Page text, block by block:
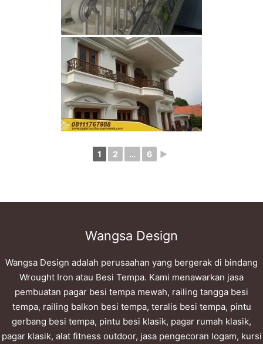
1 2 … 6 ►
Wangsa Design
Wangsa Design adalah perusaahan yang bergerak di bindang
Wrought Iron atau Besi Tempa. Kami menawarkan jasa
pembuatan pagar besi tempa mewah, railing tangga besi
tempa, railing balkon besi tempa, teralis besi tempa, pintu
gerbang besi tempa, pintu besi klasik, pagar rumah klasik,
pagar klasik, alat fitness outdoor, jasa pengecoran logam, kursi